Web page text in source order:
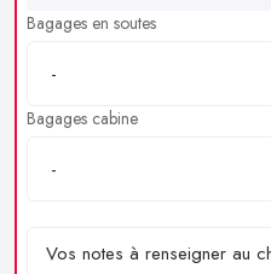
Bagages en soutes
Bagages cabine